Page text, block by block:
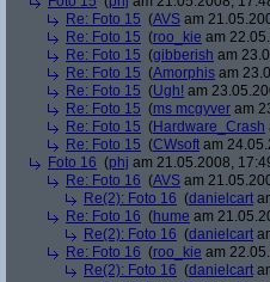
Re: Foto 15 (AVS am
Re: Foto 15 (roo_kie am
Re: Foto 15 (gibberish am
Re: Foto 15 (Amorphis am
Re: Foto 15 (Ugh! am
Re: Foto 15 (ms mcgyver am
Re: Foto 15 (Hardware_Crash
Re: Foto 15 (CWsoft am
Foto 16 (phj am 21.05.2008,
Re: Foto 16 (AVS am
Re(2): Foto 16 (danielcart
Re: Foto 16 (hume am
Re(2): Foto 16 (danielcart
Re: Foto 16 (roo_kie am
Re(2): Foto 16 (danielcart